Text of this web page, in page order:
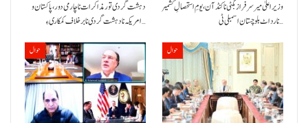
دہشت گردی تور مذاکرات نا چارمی دور،پاکستان و
امریکہ نا دہشت گردی نا برخلاف کمکاری ءِ…
وزیراعلیٰ میر سرفراز بگٹی نا کنڈ آن،یومِ استحصالِ کشمیر
نا رد اٹ بلوچستان اسمبلی ٹی…
حوال حوال